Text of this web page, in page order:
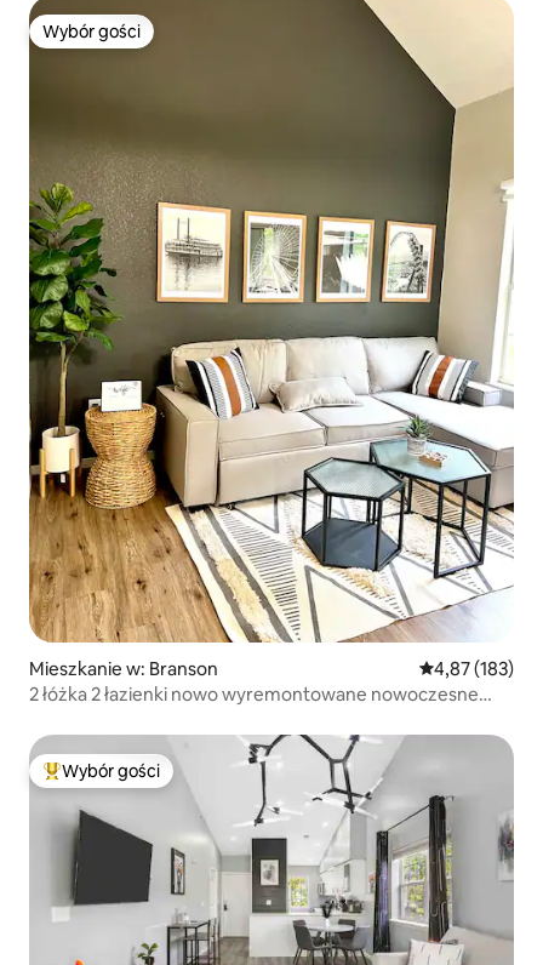
Wybór gości
Wybór gości
Mieszkanie w: Branson Średnia
4,87 (183)
2 łóżka 2 łazienki nowo wyremontowane nowoczesne
Najpopularniejsze z kategorii Wybór gości
Wybór gości